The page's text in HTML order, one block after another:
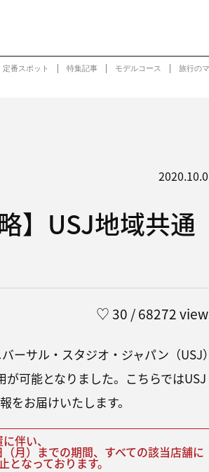
定番スポット 特集記事 モデルコース 旅行の
】USJ地域共通
♡30 / 68272
ーサル・スタジオ・ジャパン（USJ
可能となりました。こちらではUSJ
をお届けいたします。
伴い、
月）までの期間、すべての該当店舗に
となっております。